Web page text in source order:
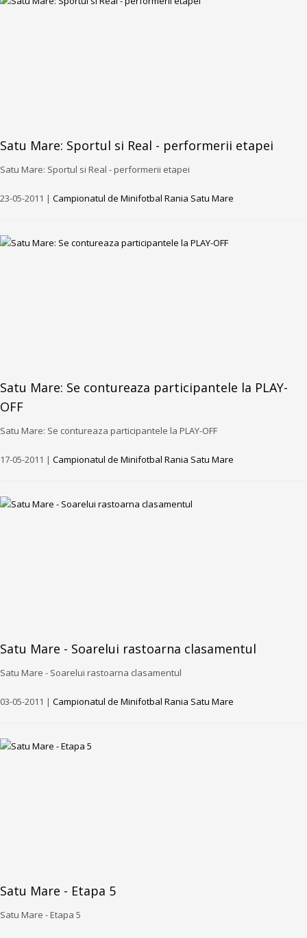
Satu Mare: Sportul si Real - performerii etapei
Satu Mare: Sportul si Real - performerii etapei
23-05-2011 | Campionatul de Minifotbal Rania Satu Mare
Satu Mare: Se contureaza participantele la PLAY-
OFF
Satu Mare: Se contureaza participantele la PLAY-OFF
17-05-2011 | Campionatul de Minifotbal Rania Satu Mare
Satu Mare - Soarelui rastoarna clasamentul
Satu Mare - Soarelui rastoarna clasamentul
03-05-2011 | Campionatul de Minifotbal Rania Satu Mare
Satu Mare - Etapa 5
Satu Mare - Etapa 5